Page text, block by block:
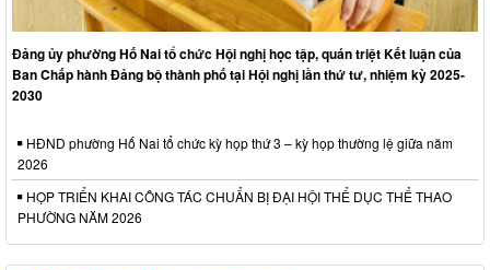
Đảng ủy phường Hố Nai tổ chức Hội nghị học tập, quán triệt Kết luận của
Ban Chấp hành Đảng bộ thành phố tại Hội nghị lần thứ tư, nhiệm kỳ 2025-
2030
HĐND phường Hố Nai tổ chức kỳ họp thứ 3 – kỳ họp thường lệ giữa năm
2026
HỌP TRIỂN KHAI CÔNG TÁC CHUẨN BỊ ĐẠI HỘI THỂ DỤC THỂ THAO
PHƯỜNG NĂM 2026